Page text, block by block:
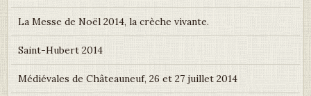
La Messe de Noël 2014, la crèche vivante.
Saint-Hubert 2014
Médiévales de Châteauneuf, 26 et 27 juillet 2014